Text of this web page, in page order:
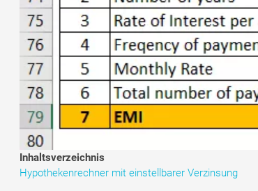
Inhaltsverzeichnis
Hypothekenrechner mit einstellbarer Verzinsung